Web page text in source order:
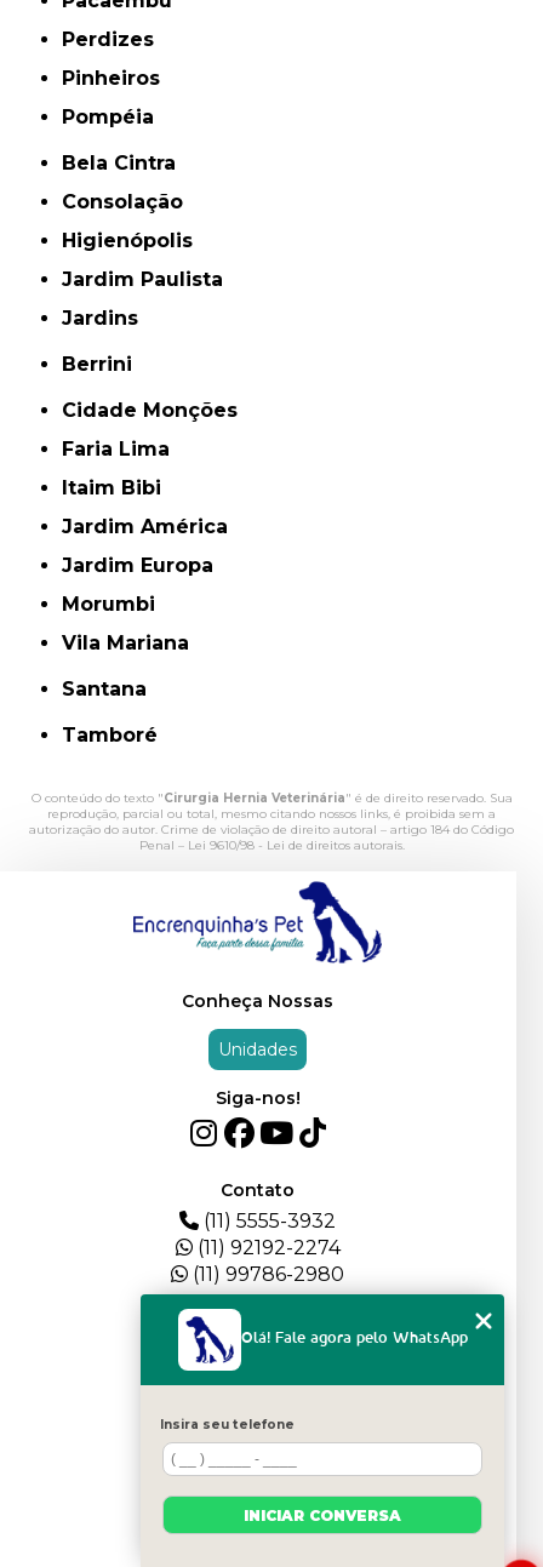
Perdizes
Pinheiros
Pompéia
Bela Cintra
Consolação
Higienópolis
Jardim Paulista
Jardins
Berrini
Cidade Monções
Faria Lima
Itaim Bibi
Jardim América
Jardim Europa
Morumbi
Vila Mariana
Santana
Tamboré
O conteúdo do texto "Cirurgia Hernia Veterinária" é de direito reservado. Sua
reprodução, parcial ou total, mesmo citando nossos links, é proibida sem a
autorização do autor. Crime de violação de direito autoral – artigo 184 do Código
Penal – Lei 9610/98 - Lei de direitos autorais.
Conheça Nossas
Unidades
Siga-nos!
Contato
(11) 5555-3932
(11) 92192-2274
(11) 99786-2980
QUEM SOMOS
BLOG
FILHOTES
Olá! Fale agora pelo WhatsApp
Insira seu telefone
INICIAR CONVERSA